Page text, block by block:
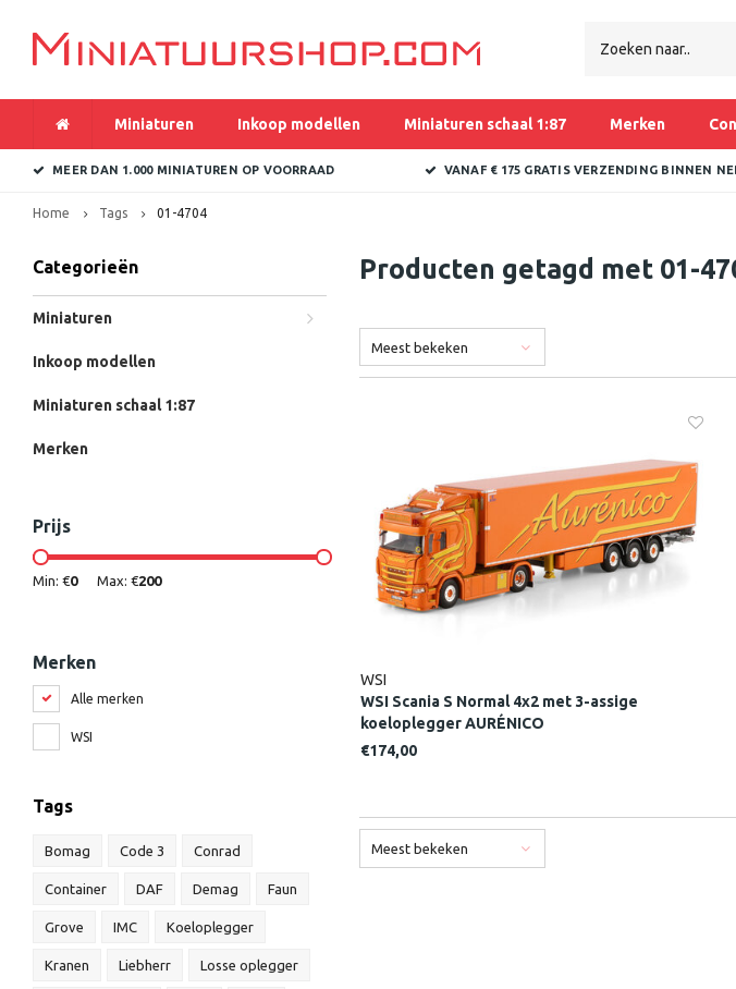
Miniaturen Inkoop modellen Miniaturen schaal 1:87 Merken
MEER DAN 1.000 MINIATUREN OP VOORRAAD VANAF € 175 GRATIS VERZENDING BINNEN
Home Tags 01-4704
Categorieën
Miniaturen
Inkoop modellen
Miniaturen schaal 1:87
Merken
Prijs
Min: €0 Max: €200
Merken
Alle merken
WSI
Tags
Bomag Code 3 Conrad
Container DAF Demag Faun
Grove IMC Koeloplegger
Kranen Liebherr Losse oplegger
Producten getagd met 01-
Meest bekeken
WSI
WSI Scania S Normal 4x2 met 3-assige
koeloplegger AURÉNICO
€174,00
Meest bekeken